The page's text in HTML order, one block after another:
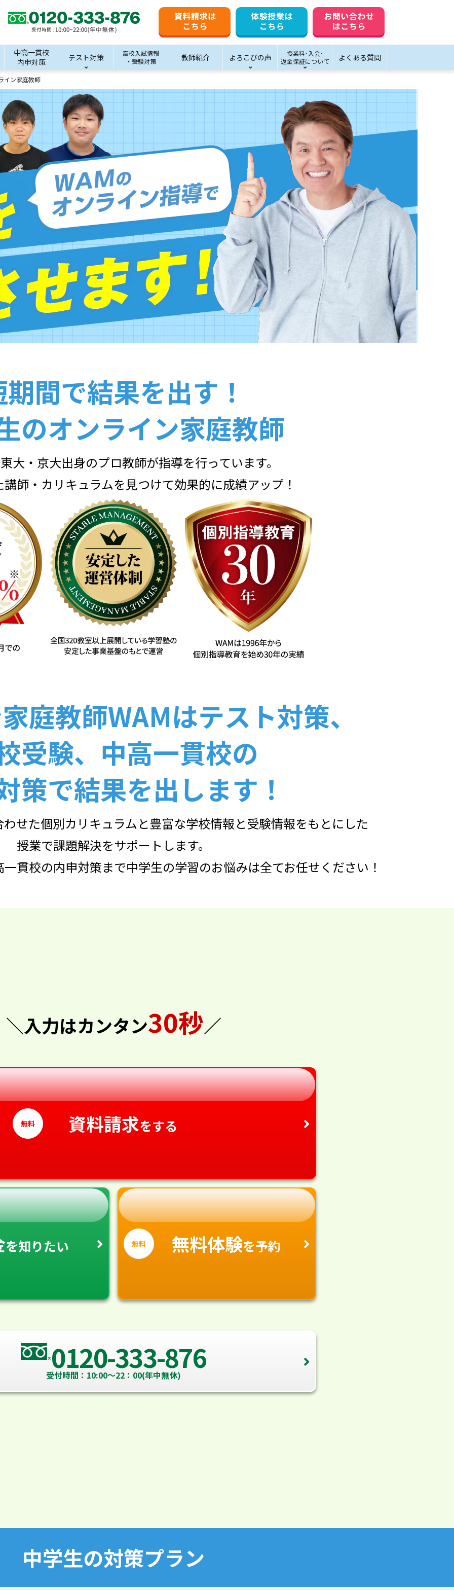
中高一貫校
内申対策
テスト対策
高校入試情報
・受験対策
教師紹介 よろこびの声
授業料･入会･
返金保証について
よくある質問
イン家庭教師
間で結果を出す！
のオンライン家庭教師
大・京大出身のプロ教師が指導を行っています。
師・カリキュラムを見つけて効果的に成績アップ！
庭教師WAMはテスト対策、
受験、中高一貫校の
策で結果を出します！
せた個別カリキュラムと豊富な学校情報と受験情報をもとにした
授業で課題解決をサポートします。
貫校の内申対策まで中学生の学習のお悩みは全てお任せください！
＼入力はカンタン30秒／
無料 資料請求をする
を知りたい 無料 無料体験を予約
0120-333-876
受付時間：10:00～22：00(年中無休)
中学生の対策プラン